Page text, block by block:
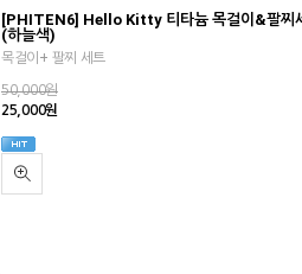
[PHITEN6] Hello Kitty 티타늄 목걸이&팔찌
(하늘색)
목걸이+ 팔찌 세트
50,000원
25,000원